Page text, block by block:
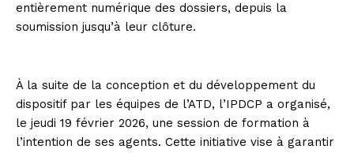
entièrement numérique des dossiers, depuis la
soumission jusqu’à leur clôture.
À la suite de la conception et du développement du
dispositif par les équipes de l’ATD, l’IPDCP a organisé,
le jeudi 19 février 2026, une session de formation à
l’intention de ses agents. Cette initiative vise à garantir